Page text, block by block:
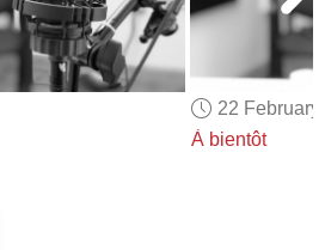
OTHER LANGUAGES
ABOUT US
ALEXA
22
À bientôt